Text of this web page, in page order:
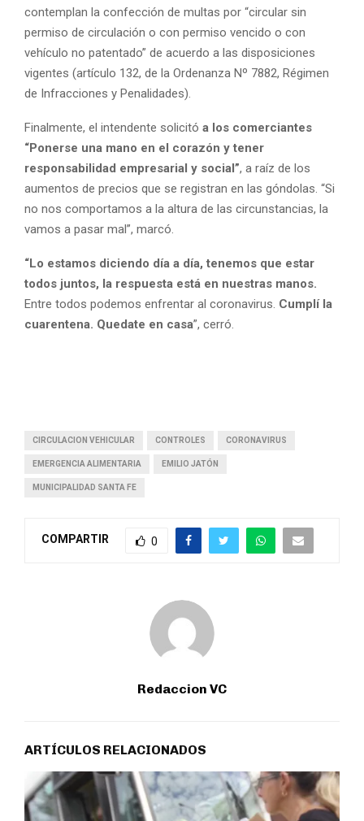
contemplan la confección de multas por “circular sin
permiso de circulación o con permiso vencido o con
vehículo no patentado” de acuerdo a las disposiciones
vigentes (artículo 132, de la Ordenanza Nº 7882, Régimen
de Infracciones y Penalidades).
Finalmente, el intendente solicitó a los comerciantes
“Ponerse una mano en el corazón y tener
responsabilidad empresarial y social”, a raíz de los
aumentos de precios que se registran en las góndolas. “Si
no nos comportamos a la altura de las circunstancias, la
vamos a pasar mal”, marcó.
“Lo estamos diciendo día a día, tenemos que estar
todos juntos, la respuesta está en nuestras manos.
Entre todos podemos enfrentar al coronavirus. Cumplí la
cuarentena. Quedate en casa”, cerró.
CIRCULACION VEHICULAR CONTROLES CORONAVIRUS
EMERGENCIA ALIMENTARIA EMILIO JATÓN
MUNICIPALIDAD SANTA FE
COMPARTIR 0
Redaccion VC
ARTÍCULOS RELACIONADOS